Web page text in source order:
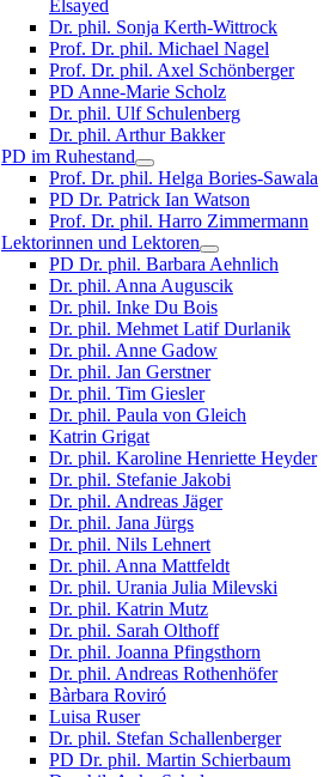
Elsayed
Dr. phil. Sonja Kerth-Wittrock
Prof. Dr. phil. Michael Nagel
Prof. Dr. phil. Axel Schönberger
PD Anne-Marie Scholz
Dr. phil. Ulf Schulenberg
Dr. phil. Arthur Bakker
PD im Ruhestand
Prof. Dr. phil. Helga Bories-Sawala
PD Dr. Patrick Ian Watson
Prof. Dr. phil. Harro Zimmermann
Lektorinnen und Lektoren
PD Dr. phil. Barbara Aehnlich
Dr. phil. Anna Auguscik
Dr. phil. Inke Du Bois
Dr. phil. Mehmet Latif Durlanik
Dr. phil. Anne Gadow
Dr. phil. Jan Gerstner
Dr. phil. Tim Giesler
Dr. phil. Paula von Gleich
Katrin Grigat
Dr. phil. Karoline Henriette Heyder
Dr. phil. Stefanie Jakobi
Dr. phil. Andreas Jäger
Dr. phil. Jana Jürgs
Dr. phil. Nils Lehnert
Dr. phil. Anna Mattfeldt
Dr. phil. Urania Julia Milevski
Dr. phil. Katrin Mutz
Dr. phil. Sarah Olthoff
Dr. phil. Joanna Pfingsthorn
Dr. phil. Andreas Rothenhöfer
Bàrbara Roviró
Luisa Ruser
Dr. phil. Stefan Schallenberger
PD Dr. phil. Martin Schierbaum